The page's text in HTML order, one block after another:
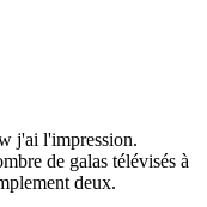
j'ai l'impression.
de galas télévisés à
deux.